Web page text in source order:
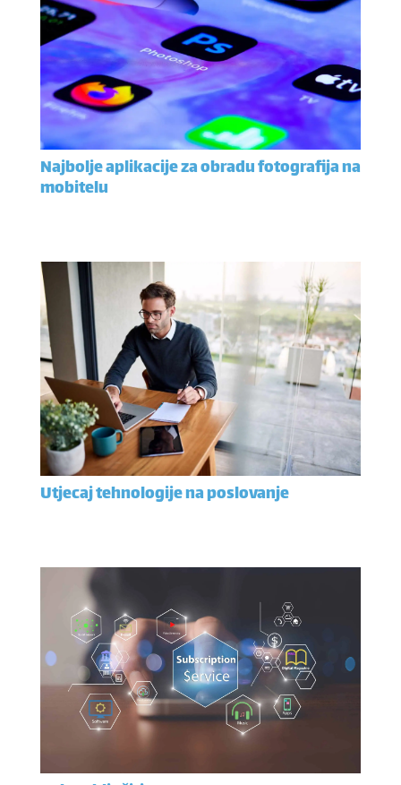
Najbolje aplikacije za obradu fotografija na
mobitelu
Utjecaj tehnologije na poslovanje